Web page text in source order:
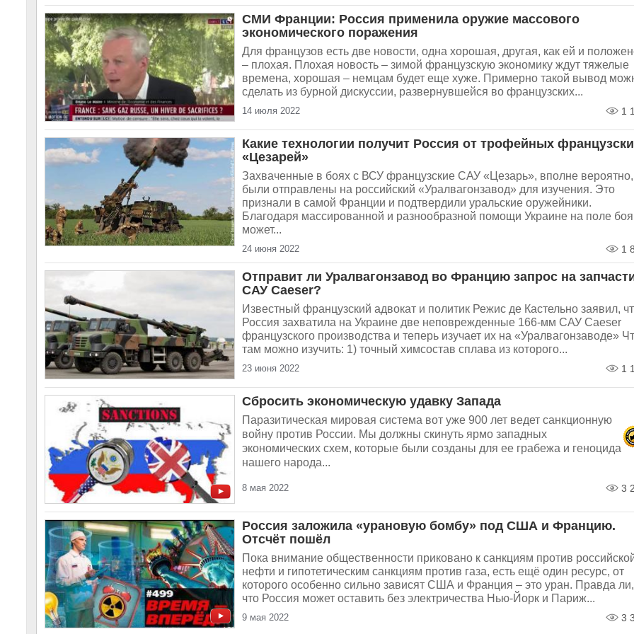
СМИ Франции: Россия применила оружие массового
экономического поражения
Для французов есть две новости, одна хорошая, другая, как ей и
– плохая. Плохая новость – зимой французскую экономику ждут тяжелые
времена, хорошая – немцам будет еще хуже. Примерно такой вывод
сделать из бурной дискуссии, развернувшейся во французских...
14 июля 2022 1
Какие технологии получит Россия от трофейных
«Цезарей»
Захваченные в боях с ВСУ французские САУ «Цезарь», вполне вероятно,
были отправлены на российский «Уралвагонзавод» для изучения. Это
признали в самой Франции и подтвердили уральские оружейники.
Благодаря массированной и разнообразной помощи Украине на поле боя
может...
24 июня 2022 1
Отправит ли Уралвагонзавод во Францию запрос на
САУ Caeser?
Известный французский адвокат и политик Режис де Кастельно заявил,
Россия захватила на Украине две неповрежденные 166-мм САУ Caeser
французского производства и теперь изучает их на «Уралвагонзаводе»
там можно изучить: 1) точный химсостав сплава из которого...
23 июня 2022 1
Сбросить экономическую удавку Запада
Паразитическая мировая система вот уже 900 лет ведет санкционную
войну против России. Мы должны скинуть ярмо западных
экономических схем, которые были созданы для ее грабежа и геноцида
нашего народа...
8 мая 2022 3
Россия заложила «урановую бомбу» под США и Францию.
Отсчёт пошёл
Пока внимание общественности приковано к санкциям против
нефти и гипотетическим санкциям против газа, есть ещё один ресурс, от
которого особенно сильно зависят США и Франция – это уран. Правда ли,
что Россия может оставить без электричества Нью-Йорк и Париж...
9 мая 2022 3